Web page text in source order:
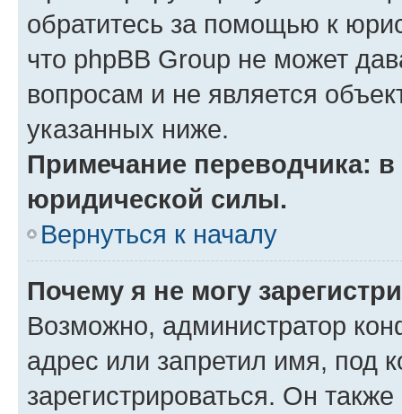
обратитесь за помощью к
что phpBB Group не может
вопросам и не является
указанных ниже.
Примечание переводчика:
юридической силы.
Вернуться к началу
Почему я не могу
Возможно, администратор
адрес или запретил имя, под
зарегистрироваться. Он